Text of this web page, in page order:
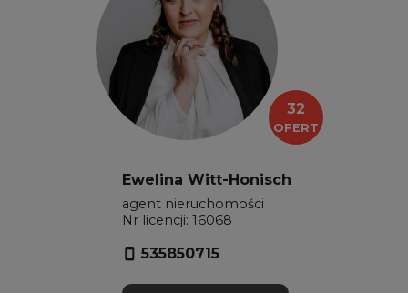
Ewelina Witt-Honisch
agent nieruchomości
Nr licencji: 16068
535850715
32
OFERT